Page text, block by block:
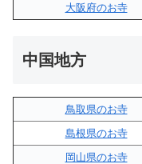
大阪府のお寺
中国地方
鳥取県のお寺
島根県のお寺
岡山県のお寺